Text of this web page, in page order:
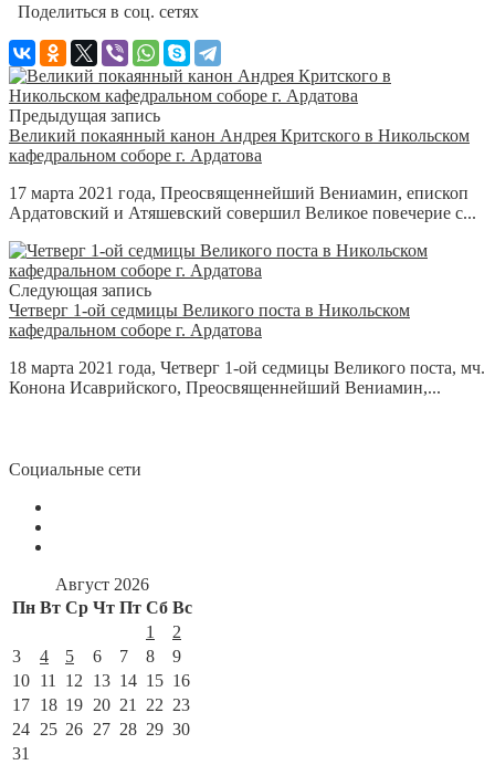
Поделиться в соц. сетях
Предыдущая запись
Великий покаянный канон Андрея Критского в Никольском
кафедральном соборе г. Ардатова
17 марта 2021 года, Преосвященнейший Вениамин, епископ
Ардатовский и Атяшевский совершил Великое повечерие с...
Следующая запись
Четверг 1-ой седмицы Великого поста в Никольском
кафедральном соборе г. Ардатова
18 марта 2021 года, Четверг 1-ой седмицы Великого поста, мч.
Конона Исаврийского, Преосвященнейший Вениамин,...
Социальные сети
Август 2026
Пн Вт Ср Чт Пт Сб Вс
1
2
3
4 5 6 7 8
9
10 11 12 13 14 15 16
17 18 19 20 21 22 23
24 25 26 27 28 29 30
31